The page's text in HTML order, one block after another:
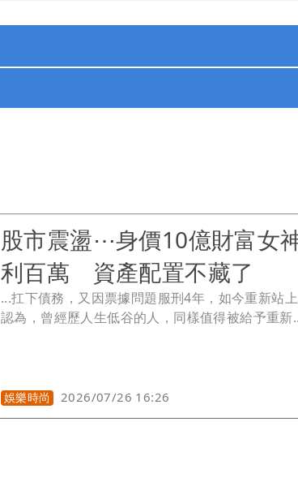
股市震盪⋯身價10億財富女
利百萬 資產配置不藏了
...扛下債務，又因票據問題服刑4年，如今重新站上
認為，曾經歷人生低谷的人，同樣值得被給予重新
娛樂時尚 2026/07/26 16:26